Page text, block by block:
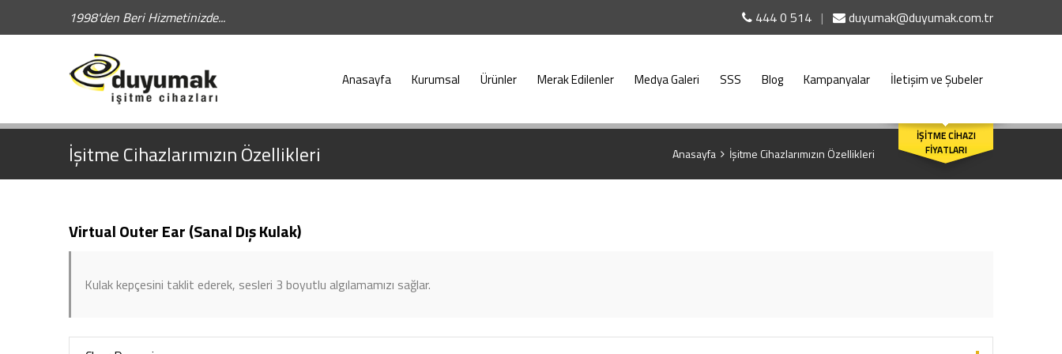
1998'den Beri Hizmetinizde... 444 0 514 | duyumak@duyumak.com.tr
Anasayfa Kurumsal Ürünler Merak Edilenler Medya Galeri SSS Blog Kampanyalar İletişim ve Şubeler
Hızlı Arama: ARA
İŞİTME CİHAZI
FİYATLARI
İşitme Cihazlarımızın Özellikleri Anasayfa İşitme Cihazlarımızın Özellikleri
Virtual Outer Ear (Sanal Dış Kulak)
Kulak kepçesini taklit ederek, sesleri 3 boyutlu algılamamızı sağlar.